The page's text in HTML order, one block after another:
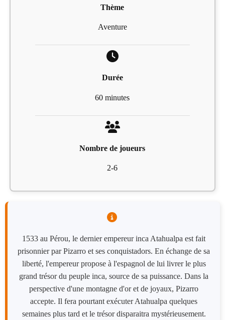
Thème
Aventure
Durée
60 minutes
Nombre de joueurs
2-6
1533 au Pérou, le dernier empereur inca Atahualpa est fait
prisonnier par Pizarro et ses conquistadors. En échange de sa
liberté, l'empereur propose à l'espagnol de lui livrer le plus
grand trésor du peuple inca, source de sa puissance. Dans la
perspective d'une montagne d'or et de joyaux, Pizarro
accepte. Il fera pourtant exécuter Atahualpa quelques
semaines plus tard et le trésor disparaitra mystérieusement.